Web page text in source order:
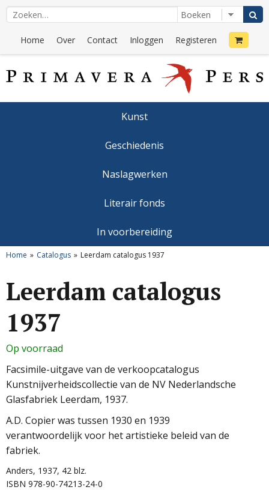
Home Over Contact Inloggen Registeren
Kunst
Geschiedenis
Naslagwerken
Literair fonds
In voorbereiding
Home Catalogus Leerdam catalogus 1937
Leerdam catalogus
1937
Op voorraad
Facsimile-uitgave van de verkoopcatalogus
Kunstnijverheidscollectie van de NV Nederlandsche
Glasfabriek Leerdam, 1937.
A.D. Copier was tussen 1930 en 1939
verantwoordelijk voor het artistieke beleid van de
fabriek.
Anders, 1937, 42 blz.
ISBN 978-90-74213-24-0